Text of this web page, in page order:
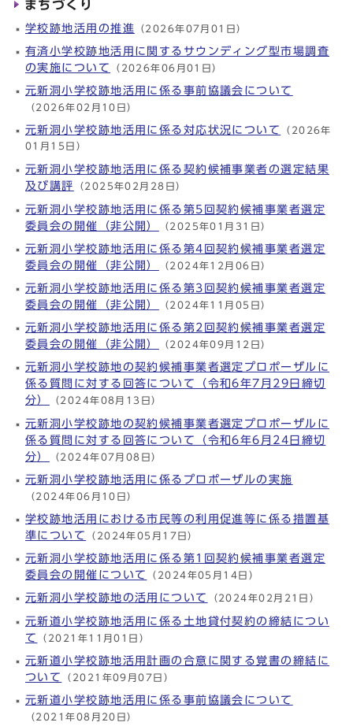
まちづくり
学校跡地活用の推進 （2026年07月01日）
有済小学校跡地活用に関するサウンディング型市場調査
の実施について
（2026年06月01日）
元新洞小学校跡地活用に係る事前協議会について
（2026年02月10日）
元新洞小学校跡地活用に係る対応状況について （2026年
01月15日）
元新洞小学校跡地活用に係る契約候補事業者の選定結果
及び講評
（2025年02月28日）
元新洞小学校跡地活用に係る第5回契約候補事業者選定
委員会の開催（非公開）
（2025年01月31日）
元新洞小学校跡地活用に係る第4回契約候補事業者選定
委員会の開催（非公開）
（2024年12月06日）
元新洞小学校跡地活用に係る第3回契約候補事業者選定
委員会の開催（非公開）
（2024年11月05日）
元新洞小学校跡地活用に係る第2回契約候補事業者選定
委員会の開催（非公開）
（2024年09月12日）
元新洞小学校跡地の契約候補事業者選定プロポーザルに
係る質問に対する回答について（令和6年7月29日締切
分）
（2024年08月13日）
元新洞小学校跡地の契約候補事業者選定プロポーザルに
係る質問に対する回答について（令和6年6月24日締切
分）
（2024年07月08日）
元新洞小学校跡地活用に係るプロポーザルの実施
（2024年06月10日）
学校跡地活用における市民等の利用促進等に係る措置基
準について
（2024年05月17日）
元新洞小学校跡地活用に係る第1回契約候補事業者選定
委員会の開催について
（2024年05月14日）
元新洞小学校跡地の活用について （2024年02月21日）
元新道小学校跡地活用に係る土地貸付契約の締結につい
て
（2021年11月01日）
元新道小学校跡地活用計画の合意に関する覚書の締結に
ついて
（2021年09月07日）
元新道小学校跡地活用に係る事前協議会について
（2021年08月20日）